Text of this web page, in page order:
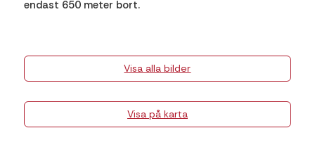
endast 650 meter bort.
Visa alla bilder
Visa på karta